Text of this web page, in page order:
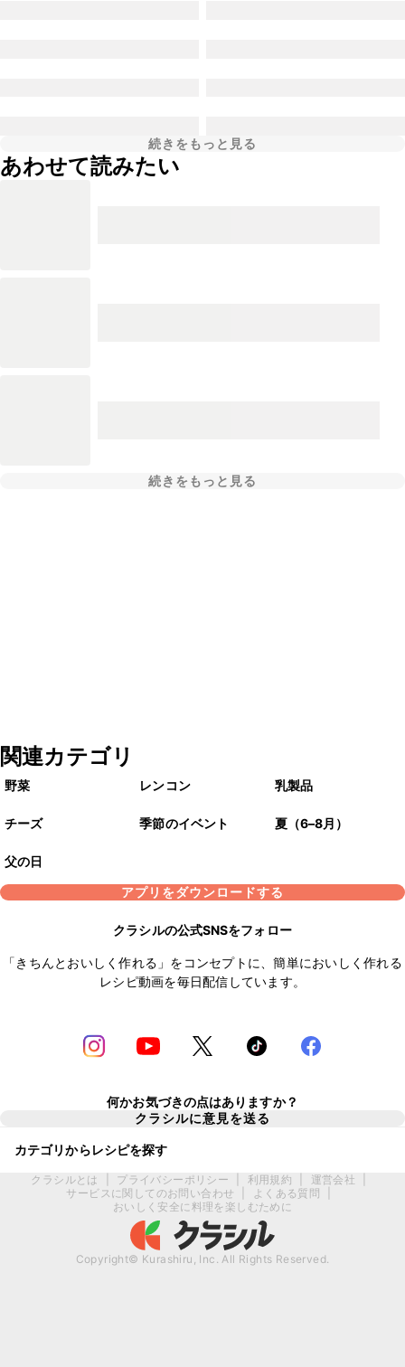
続きをもっと見る
あわせて読みたい
続きをもっと見る
関連カテゴリ
野菜 レンコン 乳製品
チーズ 季節のイベント 夏（6–8月）
父の日
アプリをダウンロードする
クラシルの公式SNSをフォロー
「きちんとおいしく作れる」をコンセプトに、簡単においしく作れる
レシピ動画を毎日配信しています。
何かお気づきの点はありますか？
クラシルに意見を送る
カテゴリからレシピを探す
クラシルとは プライバシーポリシー 利用規約 運営会社
サービスに関してのお問い合わせ
よくある質問
おいしく安全に料理を楽しむために
Copyright© Kurashiru, Inc. All Rights Reserved.